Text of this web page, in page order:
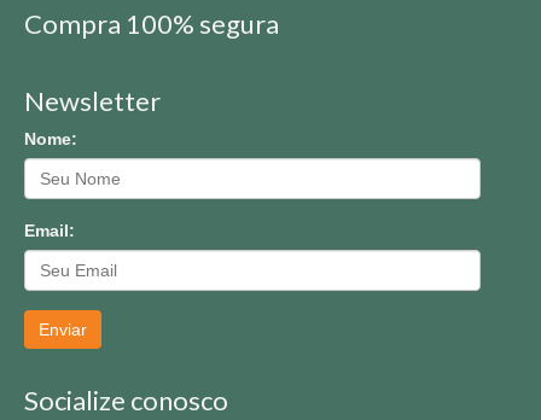
Compra 100% segura
Newsletter
Nome:
Email:
Enviar
Socialize conosco